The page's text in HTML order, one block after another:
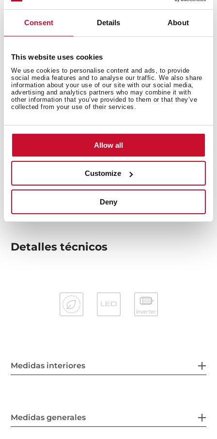
Consent Details About
This website uses cookies
We use cookies to personalise content and ads, to provide
social media features and to analyse our traffic. We also share
information about your use of our site with our social media,
advertising and analytics partners who may combine it with
other information that you’ve provided to them or that they’ve
collected from your use of their services.
Allow all
Customize
Deny
temperatura ajustable: pasa de frío a congelado con
temperatura que desees desde -18ºC a 7ºC y tener un
control completo de tus alimentos y
Detalles técnicos
Medidas interiores
Medidas generales